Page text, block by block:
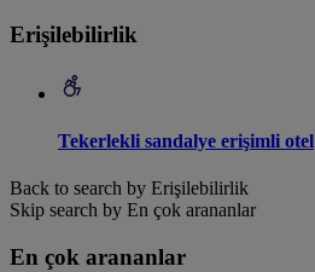
Erişilebilirlik
Tekerlekli sandalye erişimli otel
Back to search by Erişilebilirlik
Skip search by En çok arananlar
En çok arananlar